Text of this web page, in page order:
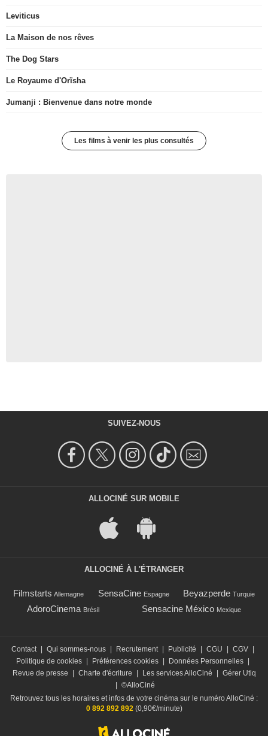
Leviticus
La Maison de nos rêves
The Dog Stars
Le Royaume d'Orïsha
Jumanji : Bienvenue dans notre monde
Les films à venir les plus consultés
SUIVEZ-NOUS
ALLOCINÉ SUR MOBILE
ALLOCINÉ À L'ÉTRANGER
Filmstarts Allemagne SensaCine Espagne Beyazperde Turquie
AdoroCinema Brésil Sensacine México Mexique
Contact Qui sommes-nous Recrutement Publicité CGU CGV
Politique de cookies
Préférences cookies Données Personnelles
Revue de presse
Charte d'écriture Les services AlloCiné
Gérer Utiq
©AlloCiné
Retrouvez tous les horaires et infos de votre cinéma sur le numéro AlloCiné :
0 892 892 892(0,90€/minute)